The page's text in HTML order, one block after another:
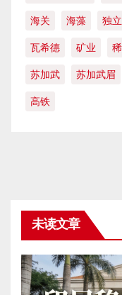
海关 海藻 独立
瓦希德 矿业
苏加武 苏加武眉
高铁
未读文章